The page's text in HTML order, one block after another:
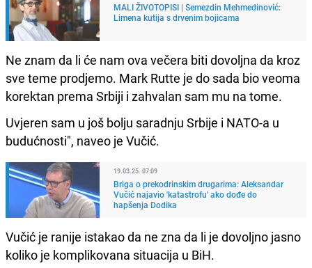
MALI ŽIVOTOPISI | Semezdin Mehmedinović:
Limena kutija s drvenim bojicama
Ne znam da li će nam ova večera biti dovoljna da kroz
sve teme prodjemo. Mark Rutte je do sada bio veoma
korektan prema Srbiji i zahvalan sam mu na tome.
Uvjeren sam u još bolju saradnju Srbije i NATO-a u
budućnosti", naveo je Vučić.
19.03.25. 07:09
Briga o prekodrinskim drugarima: Aleksandar
Vučić najavio 'katastrofu' ako dođe do
hapšenja Dodika
Vučić je ranije istakao da ne zna da li je dovoljno jasno
koliko je komplikovana situacija u BiH.